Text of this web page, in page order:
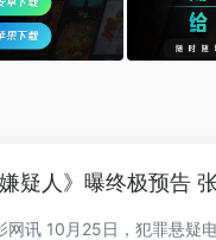
嫌疑人》曝终极预告
网讯 10月25日，犯罪悬疑